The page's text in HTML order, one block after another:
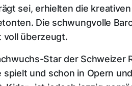
sei, erhielten die
Die schwungvolle
voll überzeugt.
Star der Schweizer
und schon in Opern